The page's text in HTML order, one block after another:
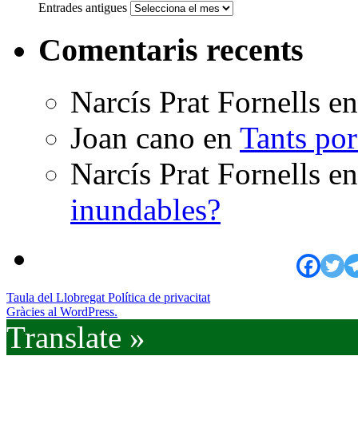
Entrades antigues
Comentaris recents
Narcís Prat Fornells
Joan cano en Tants
Narcís Prat Fornells
inundables?
Taula del Llobregat Política de privacitat
Gràcies al WordPress.
Translate »